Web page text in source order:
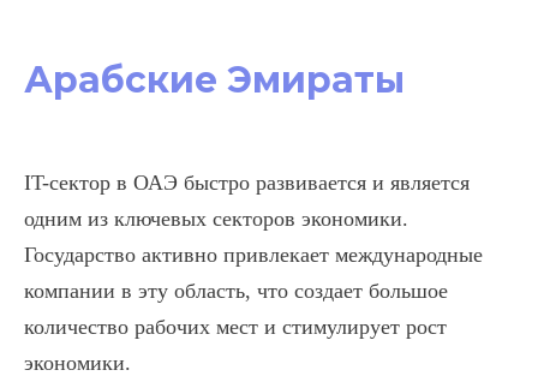
Арабские Эмираты
IT-сектор в ОАЭ быстро развивается и является
одним из ключевых секторов экономики.
Государство активно привлекает международные
компании в эту область, что создает большое
количество рабочих мест и стимулирует рост
экономики.